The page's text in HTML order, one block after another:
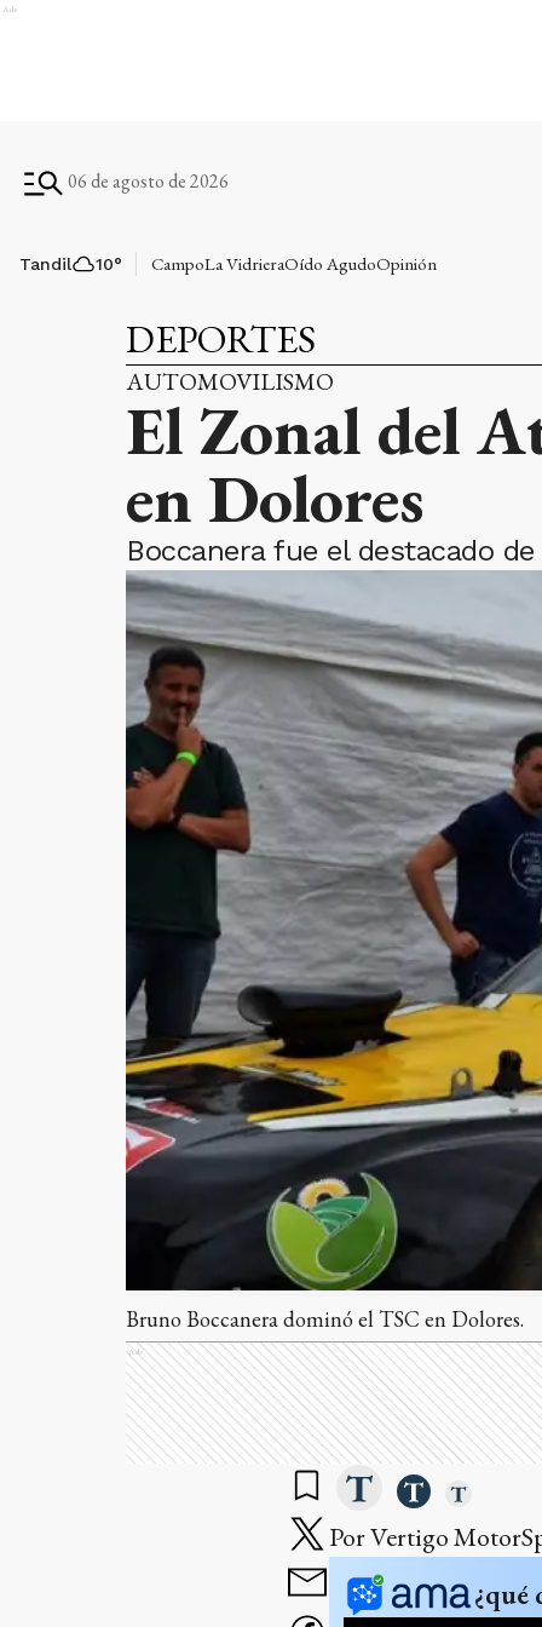
Ads
06 de agosto de 2026
Tandil 10° CampoLa VidrieraOído AgudoOpinión
DEPORTES
AUTOMOVILISMO
El Zonal del
en Dolores
Boccanera fue el destacado
Bruno Boccanera dominó el TSC en Dolores.
Ads
Por Vertigo
¿qué